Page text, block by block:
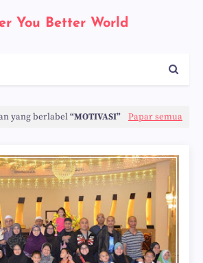
You Better World
yang berlabel MOTIVASI Papar semua